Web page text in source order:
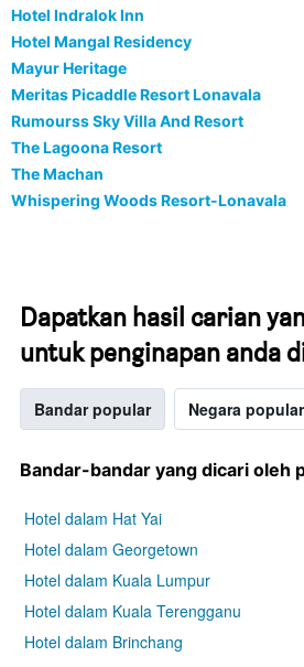
Hotel Indralok Inn
Hotel Mangal Residency
Mayur Heritage
Meritas Picaddle Resort Lonavala
Rumourss Sky Villa And Resort
The Lagoona Resort
The Machan
Whispering Woods Resort-Lonavala
Dapatkan hasil carian
untuk penginapan anda
Bandar popular Negara popular
Bandar-bandar yang dicari oleh
Hotel dalam Hat Yai
Hotel dalam Georgetown
Hotel dalam Kuala Lumpur
Hotel dalam Kuala Terengganu
Hotel dalam Brinchang